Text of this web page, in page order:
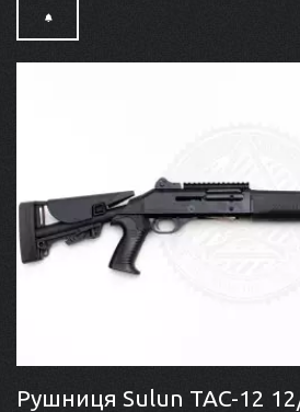
Рушниця Sulun TAC-12